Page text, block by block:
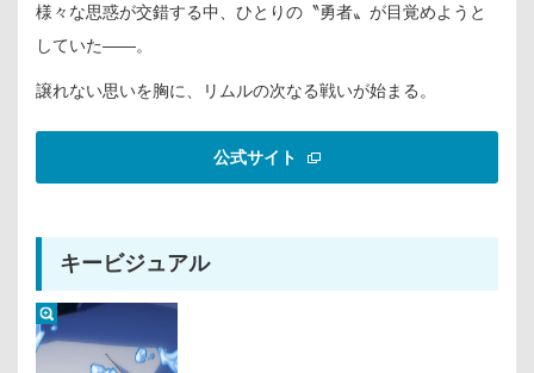
様々な思惑が交錯する中、ひとりの〝勇者〟が目覚めようと
していた――。
譲れない思いを胸に、リムルの次なる戦いが始まる。
公式サイト
キービジュアル